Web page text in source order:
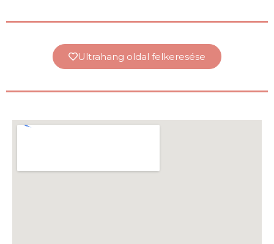
Ultrahang oldal felkeresése